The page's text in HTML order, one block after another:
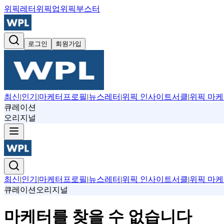
위픽레터 위픽업위픽부스터
로그인 회원가입
최신|인기 |마케터프로필|뉴스레터 |위픽 인사이트서클|위픽 마케
큐레이션
오리지널
최신|인기 |마케터프로필|뉴스레터 |위픽 인사이트서클|위픽 마케
큐레이션 오리지널
마케터를 찾을 수 없습니다